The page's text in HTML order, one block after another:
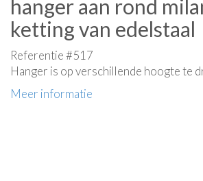
hanger aan rond
ketting van edelstaal
Referentie #517
Hanger is op verschillende hoogte te
Meer informatie